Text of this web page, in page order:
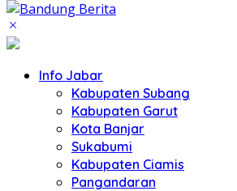
Info Jabar
Kabupaten Subang
Kabupaten Garut
Kota Banjar
Sukabumi
Kabupaten Ciamis
Pangandaran